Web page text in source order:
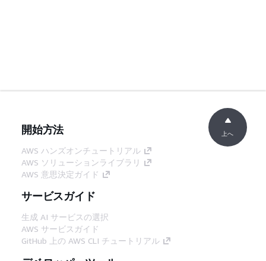
開始方法
AWS ハンズオンチュートリアル
AWS ソリューションライブラリ
AWS 意思決定ガイド
サービスガイド
生成 AI サービスの選択
AWS サービスガイド
GitHub 上の AWS CLI チュートリアル
上へ